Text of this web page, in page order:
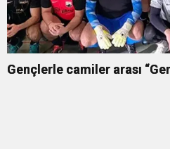
Gençlerle camiler arası